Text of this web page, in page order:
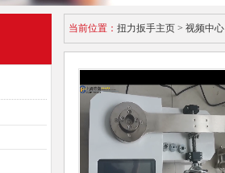
当前位置： 扭力扳手主页 > 视频中心